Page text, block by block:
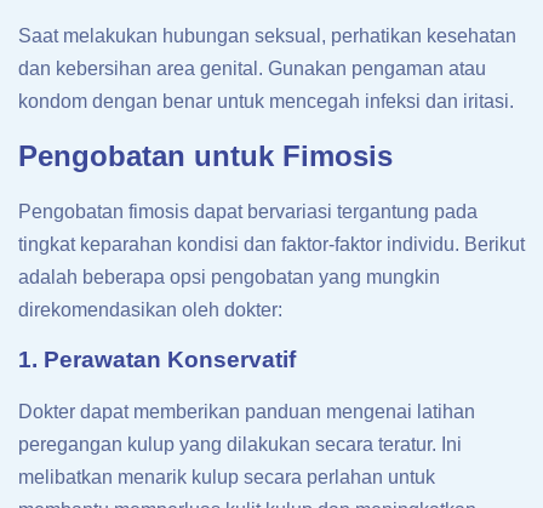
Saat melakukan hubungan seksual, perhatikan kesehatan
dan kebersihan area genital. Gunakan pengaman atau
kondom dengan benar untuk mencegah infeksi dan iritasi.
Pengobatan untuk Fimosis
Pengobatan fimosis dapat bervariasi tergantung pada
tingkat keparahan kondisi dan faktor-faktor individu. Berikut
adalah beberapa opsi pengobatan yang mungkin
direkomendasikan oleh dokter:
1. Perawatan Konservatif
Dokter dapat memberikan panduan mengenai latihan
peregangan kulup yang dilakukan secara teratur. Ini
melibatkan menarik kulup secara perlahan untuk